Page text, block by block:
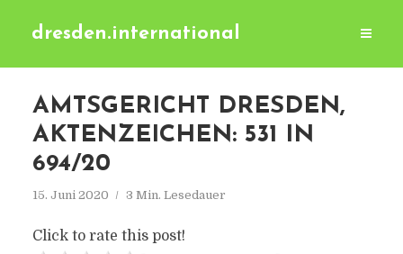
dresden.international
AMTSGERICHT DRESDEN,
AKTENZEICHEN: 531 IN
694/20
15. Juni 2020 3 Min. Lesedauer
Click to rate this post!